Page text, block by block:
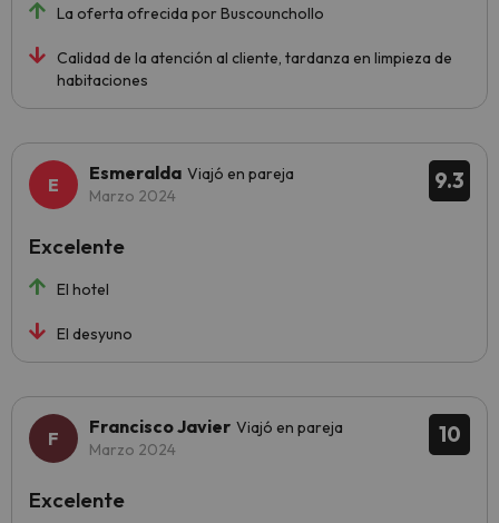
La oferta ofrecida por Buscounchollo
Calidad de la atención al cliente, tardanza en limpieza de
habitaciones
9.3
Esmeralda Viajó en pareja
Marzo 2024
El hotel
El desyuno
Excelente
10
Francisco Javier Viajó en pareja
Marzo 2024
Excelente